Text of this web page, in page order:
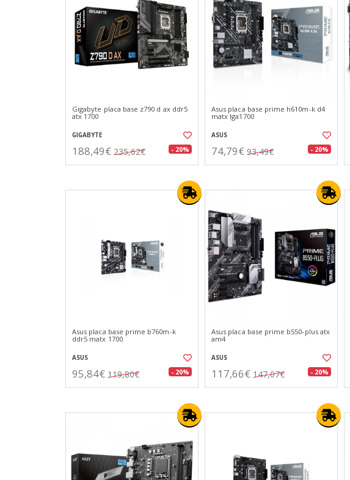
Gigabyte placa base z790 d ax ddr5
atx 1700
GIGABYTE
188,49€ 235,62€ - 20%
Asus placa base prime h610m-k d4
matx lga1700
ASUS
74,79€ 93,49€ - 20%
Asus placa base prime b760m-k
ddr5 matx 1700
ASUS
95,84€ 119,80€ - 20%
Asus placa base prime b550-plus atx
am4
ASUS
117,66€ 147,07€ - 20%